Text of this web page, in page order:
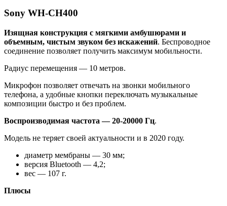
вес — 107 г.
Плюсы
доступная цена;
время автономной работы — до 20-ти часов;
отличное качество связи»
голова не устает.
Минусы
нет системы подавления шума;
звукоизоляция слабовата.
Современный дизайн, кожаные подушечки с
фиксированным наклоном, прекрасные звуковые
WH-CH500